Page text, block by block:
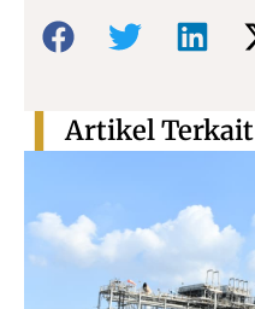
Bagikan:
Artikel Terkait